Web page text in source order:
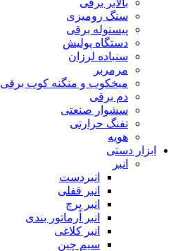
بالابر برقی
سنگ رومیزی
پیستوله برقی
دستگاه پولیش
سنباده لرزان
مرمربر
میخکوب و منگنه کوب برقی
دم برقی
سشوار صنعتی
تفنگ حرارتی
هویه
ابزار دستی
انبر
انبردست
انبر قفلی
انبر پرچ
انبر آرماتور بندی
انبر کلاغی
سیم چین